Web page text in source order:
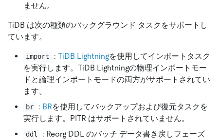
ません。
TiDB は次の種類のバックグラウンド タスクをサポートし
ています。
import : TiDB Lightningを使用してインポートタスク
を実行します。TiDB Lightningの物理インポートモー
ドと論理インポートモードの両方がサポートされてい
ます。
br : BRを使用してバックアップおよび復元タスクを
実行します。PITR はサポートされていません。
ddl
: Reorg DDL のバッチ データ書き戻しフェーズ